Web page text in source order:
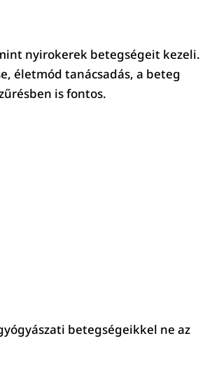
nyirokerek betegségeit kezeli.
életmód tanácsadás, a beteg
is fontos.
betegségeikkel ne az